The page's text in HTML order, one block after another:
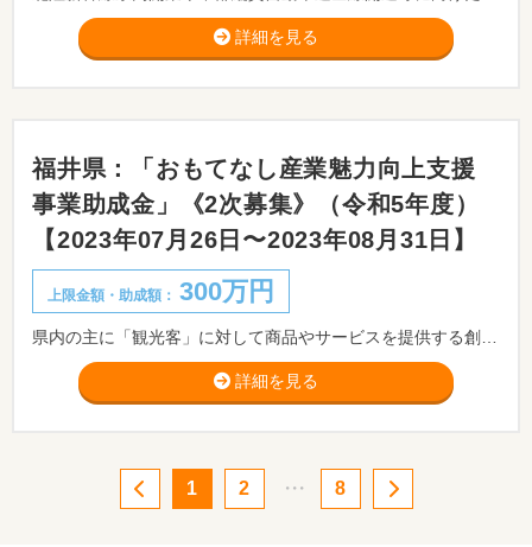
詳細を見る
福井県：「おもてなし産業魅力向上支援
事業助成金」《2次募集》（令和5年度）
【2023年07月26日〜2023年08月31日】
上限金額・助成額： 300万円
詳細を見る
1 2 ・・・ 8